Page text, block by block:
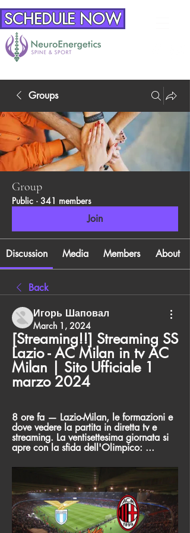
SCHEDULE NOW
Groups
Group
Public · 341 members
Join
Discussion Media Members About
Back
Игорь Шаповал
March 1, 2024
[Streaming!!] Streaming SS
Lazio - AC Milan in tv AC
Milan | Sito Ufficiale 1
marzo 2024
8 ore fa — Lazio-Milan, le formazioni e
dove vedere la partita in diretta tv e
streaming. La ventisettesima giornata si
apre con la sfida dell'Olimpico: ...